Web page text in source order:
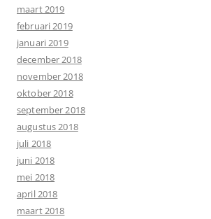
maart 2019
februari 2019
januari 2019
december 2018
november 2018
oktober 2018
september 2018
augustus 2018
juli 2018
juni 2018
mei 2018
april 2018
maart 2018